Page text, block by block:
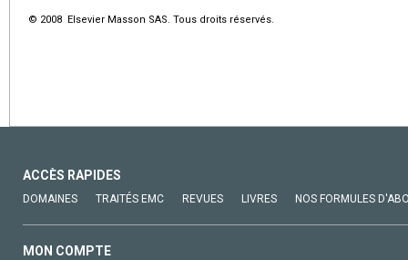
© 2008 Elsevier Masson SAS. Tous droits réservés.
ACCÈS RAPIDES
DOMAINES TRAITÉS EMC REVUES LIVRES NOS FORMULES
MON COMPTE